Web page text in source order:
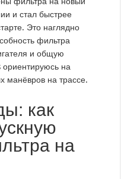
и стал быстрее
Это наглядно
фильтра
и общую
ориентируюсь на
манёвров на трассе.
как
на